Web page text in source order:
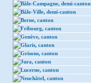
Bâle-Campagne, demi-canton
Bâle-Ville, demi-canton
Berne, canton
Fribourg, canton
Genève, canton
Glaris, canton
Grisons, canton
Jura, canton
Lucerne, canton
Neuchâtel, canton